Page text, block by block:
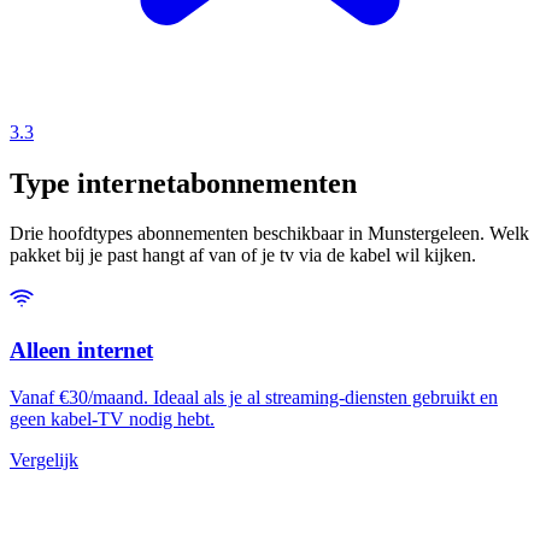
3.3
Type internetabonnementen
Drie hoofdtypes abonnementen beschikbaar in Munstergeleen. Welk
pakket bij je past hangt af van of je tv via de kabel wil kijken.
Alleen internet
Vanaf €30/maand. Ideaal als je al streaming-diensten gebruikt en
geen kabel-TV nodig hebt.
Vergelijk